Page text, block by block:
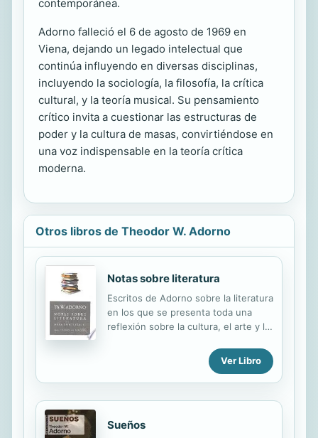
contemporánea.
Adorno falleció el 6 de agosto de 1969 en
Viena, dejando un legado intelectual que
continúa influyendo en diversas disciplinas,
incluyendo la sociología, la filosofía, la crítica
cultural, y la teoría musical. Su pensamiento
crítico invita a cuestionar las estructuras de
poder y la cultura de masas, convirtiéndose en
una voz indispensable en la teoría crítica
moderna.
Otros libros de Theodor W. Adorno
Notas sobre literatura
Escritos de Adorno sobre la literatura
en los que se presenta toda una
reflexión sobre la cultura, el arte y la
Ver Libro
Sueños